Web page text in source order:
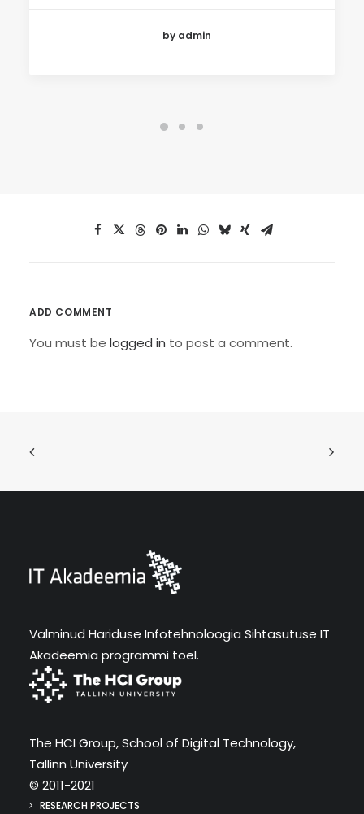
by admin
ADD COMMENT
You must be logged in to post a comment.
Valminud Hariduse Infotehnoloogia Sihtasutuse IT
Akadeemia programmi toel.
The HCI Group, School of Digital Technology,
Tallinn University
© 2011-2021
RESEARCH PROJECTS